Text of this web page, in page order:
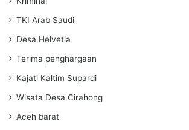
TKI Arab Saudi
Desa Helvetia
Terima penghargaan
Kajati Kaltim Supardi
Wisata Desa Cirahong
Aceh barat